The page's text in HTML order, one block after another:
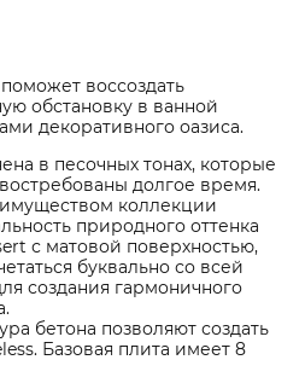
поможет воссоздать
обстановку в ванной
декоративного оазиса.
в песочных тонах, которые
долгое время.
коллекции
природного оттенка
с матовой поверхностью,
буквально со всей
создания гармоничного
бетона позволяют создать
Базовая плита имеет 8